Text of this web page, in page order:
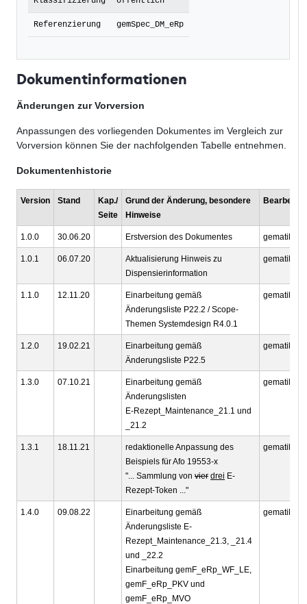
Referenzierung gemSpec_DM_eRp
Dokumentinformationen
Änderungen zur Vorversion
Anpassungen des vorliegenden Dokumentes im Vergleich zur
Vorversion können Sie der nachfolgenden Tabelle entnehmen.
Dokumentenhistorie
Version Stand
Kap./
Seite
Grund der Änderung, besondere
Hinweise
1.0.0 30.06.20 Erstversion des Dokumentes gematik
1.0.1 06.07.20
Aktualisierung Hinweis zu
Dispensierinformation
gematik
1.1.0 12.11.20
Einarbeitung gemäß
Änderungsliste P22.2 / Scope-
Themen Systemdesign R4.0.1
gematik
1.2.0 19.02.21
Einarbeitung gemäß
Änderungsliste P22.5
gematik
1.3.0 07.10.21
Einarbeitung gemäß
Änderungslisten
E-Rezept_Maintenance_21.1 und
_21.2
gematik
1.3.1 18.11.21
redaktionelle Anpassung des
Beispiels für Afo 19553-x
"... Sammlung von vier drei E-
Rezept-Token ..."
gematik
1.4.0 09.08.22
Einarbeitung gemäß
Änderungsliste E-
Rezept_Maintenance_21.3, _21.4
und _22.2
Einarbeitung gemF_eRp_WF_LE,
gemF_eRp_PKV und
gemF_eRp_MVO
gematik